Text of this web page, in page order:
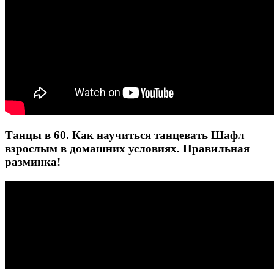
Танцы в 60. Как научиться танцевать Шафл
взрослым в домашних условиях. Правильная
разминка!